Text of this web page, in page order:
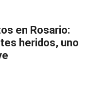
en Rosario:
heridos, uno